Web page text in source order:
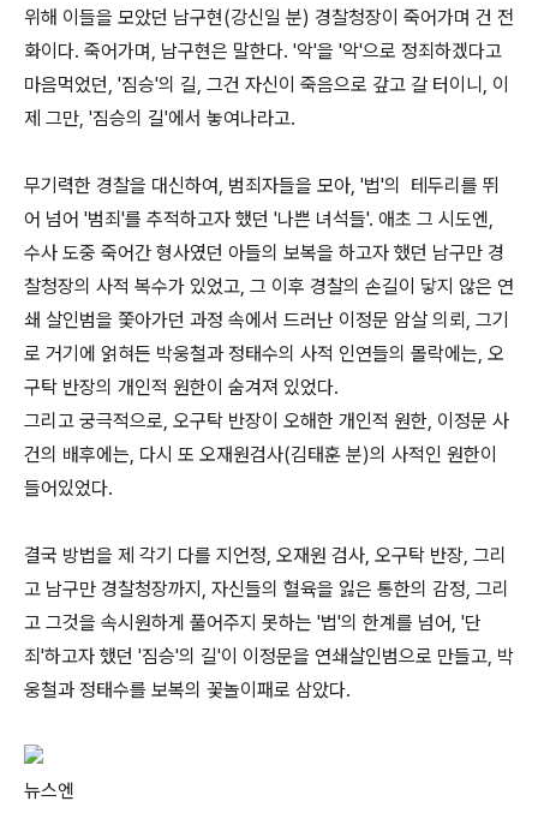
위해 이들을 모았던 남구현(강신일 분) 경찰청장이 죽어가며 건 전
화이다. 죽어가며, 남구현은 말한다. '악'을 '악'으로 정죄하겠다고
마음먹었던, '짐승'의 길, 그건 자신이 죽음으로 갚고 갈 터이니, 이
제 그만, '짐승의 길'에서 놓여나라고.
무기력한 경찰을 대신하여, 범죄자들을 모아, '법'의 테두리를 뛰
어 넘어 '범죄'를 추적하고자 했던 '나쁜 녀석들'. 애초 그 시도엔,
수사 도중 죽어간 형사였던 아들의 보복을 하고자 했던 남구만 경
찰청장의 사적 복수가 있었고, 그 이후 경찰의 손길이 닿지 않은 연
쇄 살인범을 쫓아가던 과정 속에서 드러난 이정문 암살 의뢰, 그기
로 거기에 얽혀든 박웅철과 정태수의 사적 인연들의 몰락에는, 오
구탁 반장의 개인적 원한이 숨겨져 있었다.
그리고 궁극적으로, 오구탁 반장이 오해한 개인적 원한, 이정문 사
건의 배후에는, 다시 또 오재원검사(김태훈 분)의 사적인 원한이
들어있었다.
결국 방법을 제 각기 다를 지언정, 오재원 검사, 오구탁 반장, 그리
고 남구만 경찰청장까지, 자신들의 혈육을 잃은 통한의 감정, 그리
고 그것을 속시원하게 풀어주지 못하는 '법'의 한계를 넘어, '단
죄'하고자 했던 '짐승'의 길'이 이정문을 연쇄살인범으로 만들고, 박
웅철과 정태수를 보복의 꽃놀이패로 삼았다.
뉴스엔